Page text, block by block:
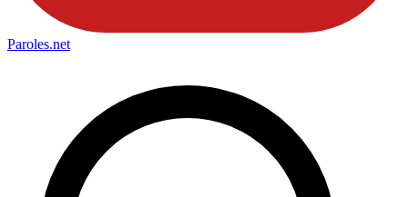
Paroles.net